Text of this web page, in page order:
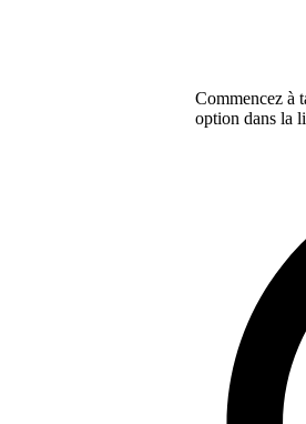
Commencez à
option dans la